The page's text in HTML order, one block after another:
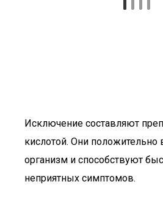
Исключение составляют
кислотой. Они положительно
организм и способствуют
неприятных симптомов.